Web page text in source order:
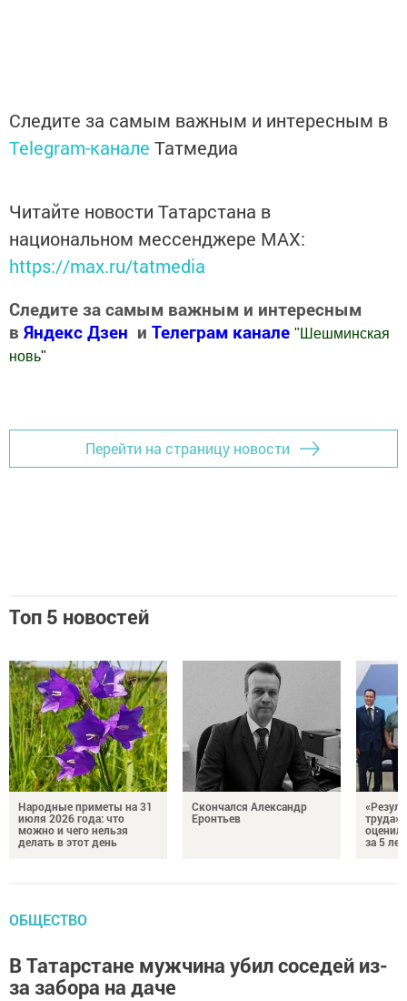
Следите за самым важным и интересным в
Telegram-канале Татмедиа
Читайте новости Татарстана в
национальном мессенджере MАХ:
https://max.ru/tatmedia
Следите за самым важным и интересным
в Яндекс Дзен и Телеграм канале " Шешминская
новь"
Перейти на страницу новости
Топ 5 новостей
Народные приметы на 31
июля 2026 года: что
можно и чего нельзя
делать в этот день
Скончался Александр
Еронтьев
за 5 лет
ОБЩЕСТВО
В Татарстане мужчина убил соседей из-
за забора на даче